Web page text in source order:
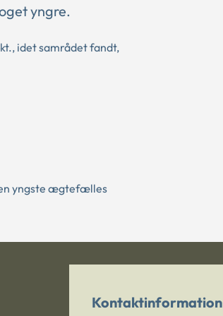
yngre.
idet samrådet fandt,
yngste ægtefælles
Kontaktinformation